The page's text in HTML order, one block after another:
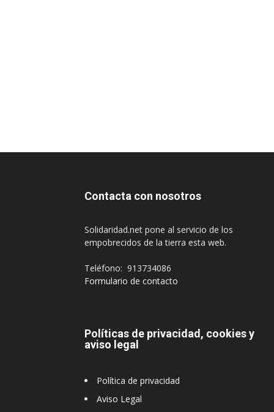
Contacta con nosotros
Solidaridad.net pone al servicio de los
empobrecidos de la tierra esta web.
Teléfono: 913734086
Formulario de contacto
Políticas de privacidad, cookies y
aviso legal
Política de privacidad
Aviso Legal